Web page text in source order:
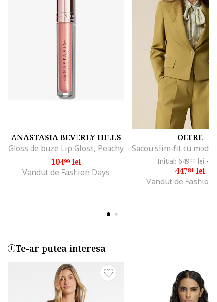
ANASTASIA BEVERLY HILLS
Gloss de buze Lip Gloss, Peachy
10499lei
Vandut de Fashion Days
OLTRE
Initial: 64900 lei -
44781lei
Vandut de Fashion
Te-ar putea interesa